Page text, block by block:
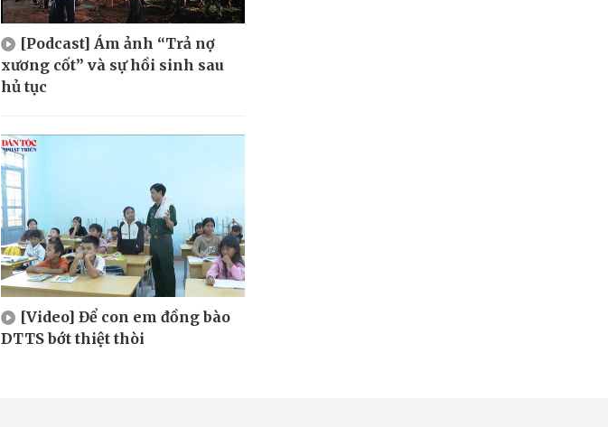
[Podcast] Ám ảnh “Trả nợ
xương cốt” và sự hồi sinh sau
hủ tục
[Video] Để con em đồng bào
DTTS bớt thiệt thòi